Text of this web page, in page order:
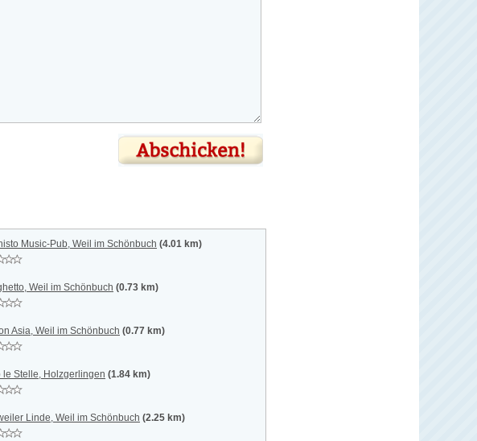
Music-Pub, Weil im Schönbuch (4.01 km)
Weil im Schönbuch (0.73 km)
Asia, Weil im Schönbuch (0.77 km)
le Stelle, Holzgerlingen (1.84 km)
Linde, Weil im Schönbuch (2.25 km)